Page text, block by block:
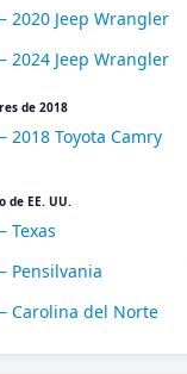
2020 Jeep Wrangler
2024 Jeep Wrangler
de 2018
Toyota Camry
de EE. UU.
Texas
Pensilvania
Carolina del Norte